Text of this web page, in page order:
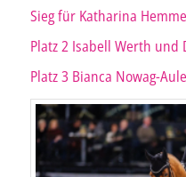
Sieg für Katharina
Platz 2 Isabell Werth und
Platz 3 Bianca Nowag-